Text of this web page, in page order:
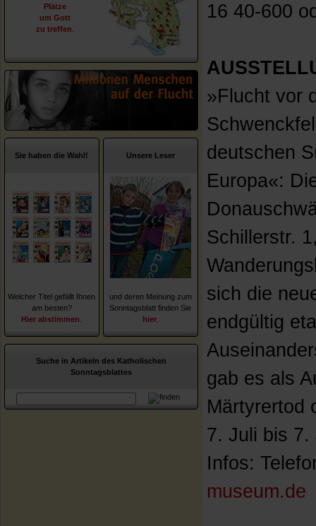
Plätze
um Gott
zu treffen
Sie haben die Wahl!
Welcher Titel gefällt Ihnen
am besten?
Hier abstimmen
Unsere Leser
und deren Meinung zum
Sonntagsblatt finden Sie
hier
Suche in Artikeln des Katholischen
Sonntagsblattes
16 40-600
»Flucht vor
deutschen
Europa«:
Schillerstr.
sich die
endgültig
gab es als
Märtyrertod
7. Juli bis 7.
Infos:
museum.de